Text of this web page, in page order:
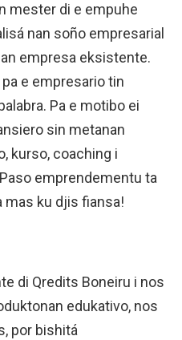
mester di e empuhe
nan soño empresarial
empresa eksistente.
e empresario tin
Pa e motibo ei
sin metanan
kurso, coaching i
emprendementu ta
mas ku djis fiansa!
di Qredits Boneiru i nos
edukativo, nos
por bishitá